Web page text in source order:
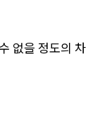
없을 정도의 차